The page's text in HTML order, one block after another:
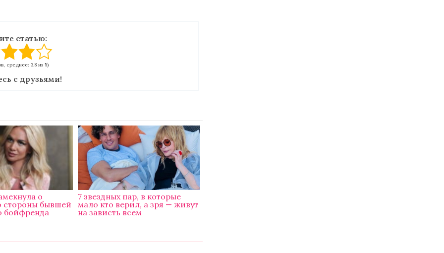
статью:
среднее: 3.8 из 5)
с друзьями!
о
стороны бывшей
бойфренда
7 звездных пар, в которые
мало кто верил, а зря — живут
на зависть всем